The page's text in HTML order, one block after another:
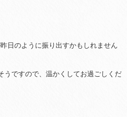
日のように振り出すかもしれません
うですので、温かくしてお過ごしくだ